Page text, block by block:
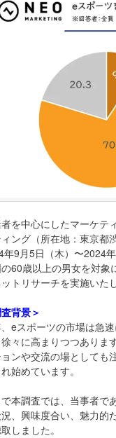
を中心にしたマーケテ
ング（所在地：東京都
年9月5日（木）〜2024
60歳以上の男女を対象
トリサーチを実施いた
背景＞
eスポーツの市場は急
々に高まりつつありま
ンや交流の場としても
始めています。
本調査では、当事者で
、興味度合い、魅力的
しました。